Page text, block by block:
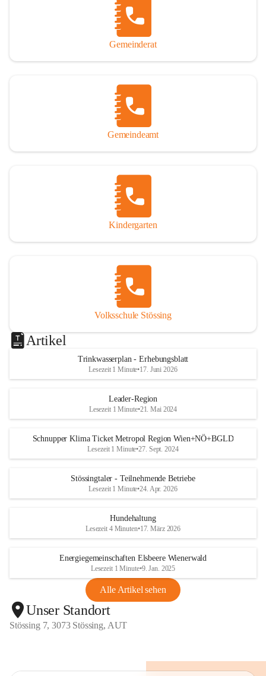
Gemeinderat
Gemeindeamt
Kindergarten
Volksschule Stössing
Artikel
Trinkwasserplan - Erhebungsblatt
Lesezeit 1 Minute•17. Juni 2026
Leader-Region
Lesezeit 1 Minute•21. Mai 2024
Schnupper Klima Ticket Metropol Region Wien+NÖ+BGLD
Lesezeit 1 Minute•27. Sept. 2024
Stössingtaler - Teilnehmende Betriebe
Lesezeit 1 Minute•24. Apr. 2026
Hundehaltung
Lesezeit 4 Minuten•17. März 2026
Energiegemeinschaften Elsbeere Wienerwald
Lesezeit 1 Minute•9. Jan. 2025
Alle Artikel sehen
Unser Standort
Stössing 7, 3073 Stössing, AUT